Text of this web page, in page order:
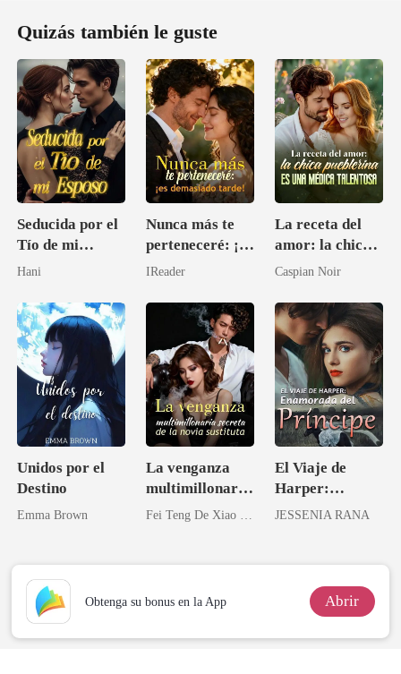
Quizás también le guste
Seducida por el
Tío de mi
Esposo
Hani
Nunca más te
perteneceré: ¡es
demasiado
IReader
La receta del
amor: la chica
pueblerina es
talentosa
Caspian Noir
Unidos por el
Destino
Emma Brown
La venganza
multimillonaria
secreta de la
El Viaje de
Harper:
Enamorada del
JESSENIA RANA
Obtenga su bonus en la App Abrir